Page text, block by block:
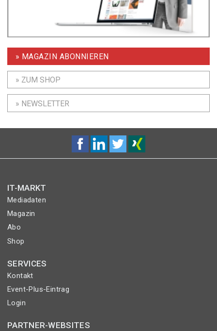
» MAGAZIN ABONNIEREN
» ZUM SHOP
» NEWSLETTER
IT-MARKT
Mediadaten
Magazin
Abo
Shop
SERVICES
Kontakt
Event-Plus-Eintrag
Login
PARTNER-WEBSITES